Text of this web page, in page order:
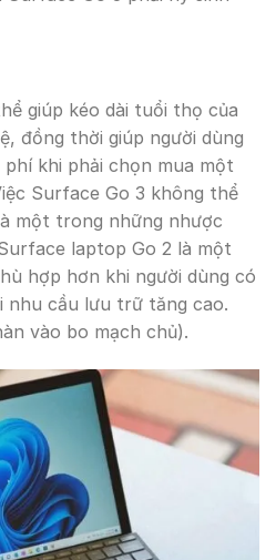
giúp kéo dài tuổi thọ của
đồng thời giúp người dùng
khi phải chọn mua một
Surface Go 3 không thể
một trong những nhược
laptop Go 2 là một
hợp hơn khi người dùng có
nhu cầu lưu trữ tăng cao.
vào bo mạch chủ).